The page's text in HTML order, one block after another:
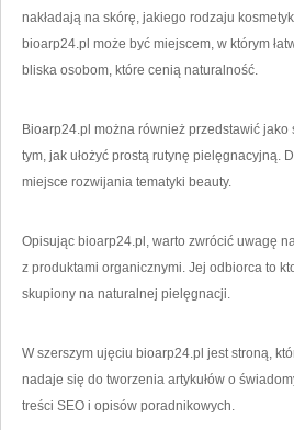
nakładają na skórę, jakiego rodzaju
bioarp24.pl może być miejscem, w którym
bliska osobom, które cenią naturalność.
Bioarp24.pl można również przedstawić jako
tym, jak ułożyć prostą rutynę pielęgnacyjną.
miejsce rozwijania tematyki beauty.
Opisując bioarp24.pl, warto zwrócić uwagę
z produktami organicznymi. Jej odbiorca to
skupiony na naturalnej pielęgnacji.
W szerszym ujęciu bioarp24.pl jest stroną,
nadaje się do tworzenia artykułów o
treści SEO i opisów poradnikowych.